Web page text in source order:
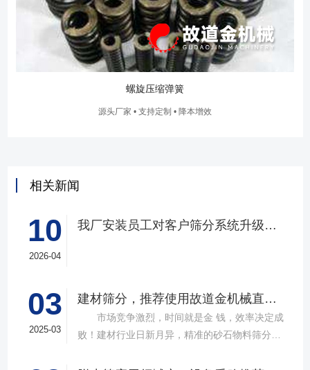
螺旋压缩弹簧
源头厂家 • 支持定制 • 降本增效
相关新闻
10
2026-04
我厂安装员工对客户筛分系统升级改造完工，客户很满意，我们也很高兴！
03
2025-03
建材筛分，推荐使用故道金机械直线筛
市场竞争激烈，时间就是金 钱，效率决定成
败！建材行业日新月异，精准的砂石物料筛分工